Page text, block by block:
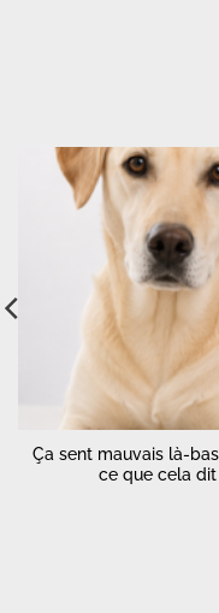
Ça sent mauvais là-
ce que cela